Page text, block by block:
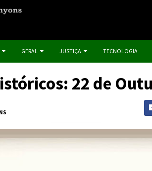
GERAL JUSTIÇA TECNOLOGIA
22 de